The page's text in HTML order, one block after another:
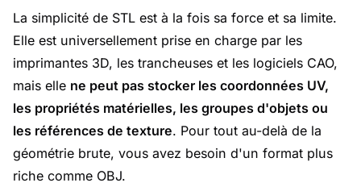
La simplicité de STL est à la fois sa force et sa limite.
Elle est universellement prise en charge par les
imprimantes 3D, les trancheuses et les logiciels CAO,
mais elle ne peut pas stocker les coordonnées UV,
les propriétés matérielles, les groupes d'objets ou
les références de texture. Pour tout au-delà de la
géométrie brute, vous avez besoin d'un format plus
riche comme OBJ.